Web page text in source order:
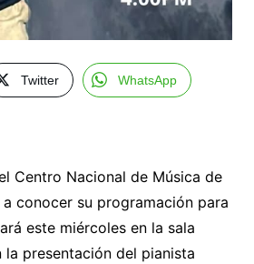
Twitter WhatsApp
Centro Nacional de Música de
conocer su programación para
este miércoles en la sala
la presentación del pianista